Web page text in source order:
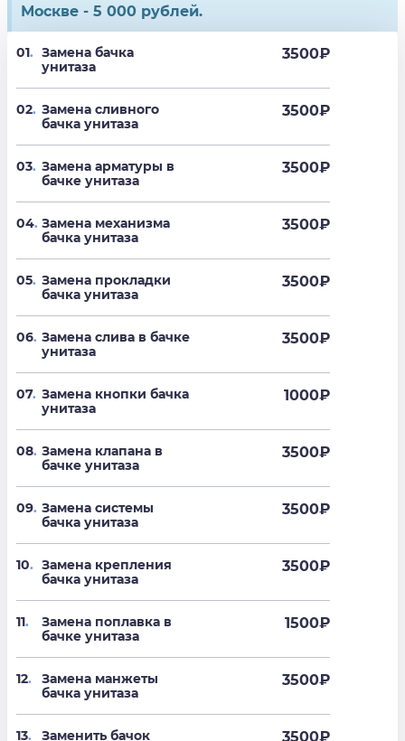
Москве - 5 000 рублей.
01. Замена бачка
унитаза
3500₽
02. Замена сливного
бачка унитаза
3500₽
03. Замена арматуры в
бачке унитаза
3500₽
04. Замена механизма
бачка унитаза
3500₽
05. Замена прокладки
бачка унитаза
3500₽
06. Замена слива в бачке
унитаза
3500₽
07. Замена кнопки бачка
унитаза
1000₽
08. Замена клапана в
бачке унитаза
3500₽
09. Замена системы
бачка унитаза
3500₽
10. Замена крепления
бачка унитаза
3500₽
11.
Замена поплавка в
бачке унитаза
1500₽
12.
Замена манжеты
бачка унитаза
3500₽
13. Заменить бачок 3500₽